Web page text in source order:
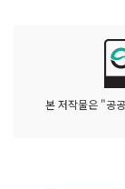
본 저작물은 "공